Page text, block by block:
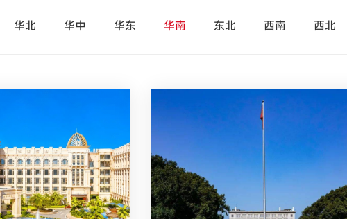
华北 华中 华东 华南 东北 西南 西北